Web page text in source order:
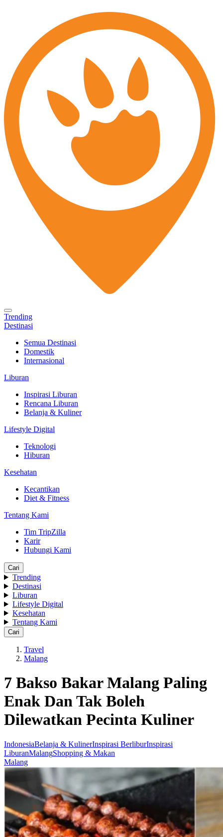
Trending
Destinasi
Semua Destinasi
Domestik
Internasional
Liburan
Inspirasi Liburan
Rencana Liburan
Belanja & Kuliner
Lifestyle Digital
Teknologi
Hiburan
Kesehatan
Kecantikan
Diet & Fitness
Tentang Kami
Tim TripZilla
Karir
Hubungi Kami
Cari
Trending
Destinasi
Liburan
Lifestyle Digital
Kesehatan
Tentang Kami
Cari
Travel
Malang
7 Bakso Bakar Malang Paling
Enak Dan Tak Boleh
Dilewatkan Pecinta Kuliner
IndonesiaBelanja & KulinerInspirasi BerliburInspirasi
LiburanMalangShopping & Makan
Malang